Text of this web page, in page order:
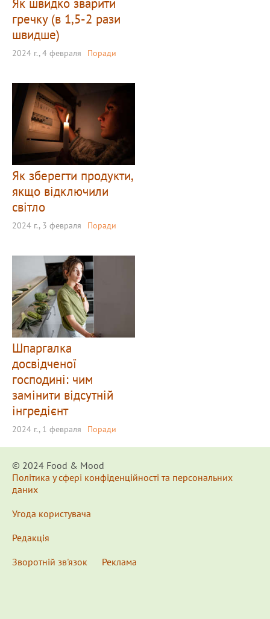
гречку (в 1,5-2 рази
швидше)
2024 г., 4 февраля Поради
Як зберегти продукти,
якщо відключили
світло
2024 г., 3 февраля Поради
Шпаргалка
досвідченої
господині: чим
замінити відсутній
інгредієнт
2024 г., 1 февраля Поради
© 2024 Food & Мood
Політика у сфері конфіденційності та персональних
даних
Угода користувача
Редакція
Зворотній зв'язок
Реклама